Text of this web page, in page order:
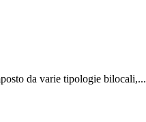
da varie tipologie bilocali,...